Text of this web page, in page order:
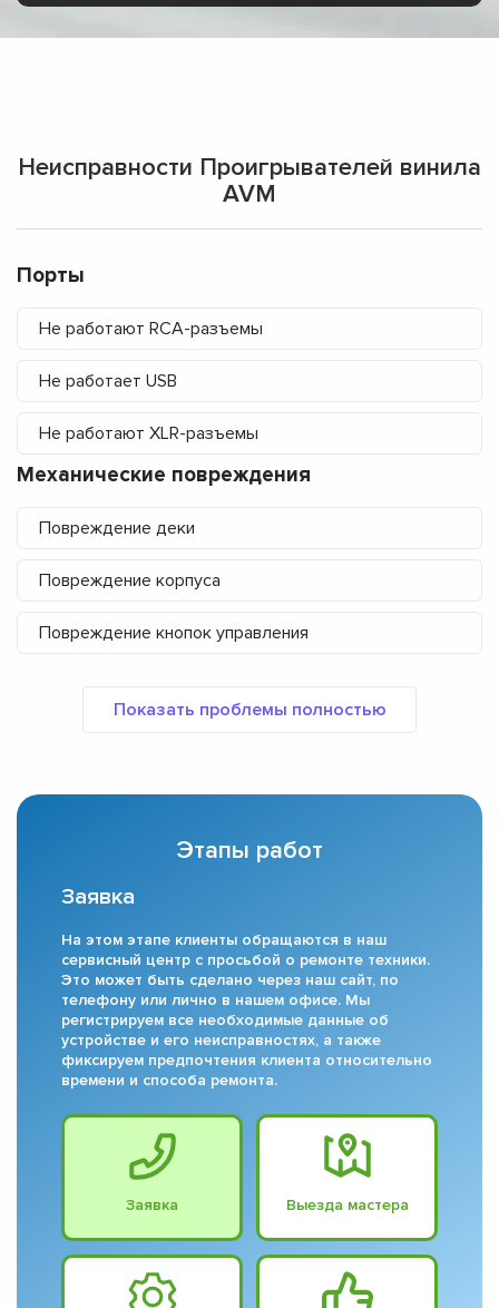
Неисправности Проигрывателей винила
AVM
Порты
Не работают RCA-разъемы
Не работает USB
Не работают XLR-разъемы
Механические повреждения
Повреждение деки
Повреждение корпуса
Повреждение кнопок управления
Этапы работ
Заявка
На этом этапе клиенты обращаются в наш
сервисный центр с просьбой о ремонте техники.
Это может быть сделано через наш сайт, по
телефону или лично в нашем офисе. Мы
регистрируем все необходимые данные об
устройстве и его неисправностях, а также
фиксируем предпочтения клиента относительно
времени и способа ремонта.
Заявка Выезда мастера